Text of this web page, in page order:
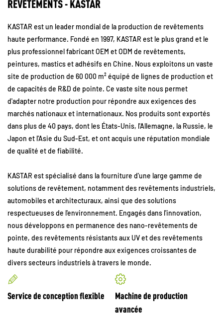
REVÊTEMENTS - KASTAR
KASTAR est un leader mondial de la production de revêtements
haute performance. Fondé en 1997, KASTAR est le plus grand et le
plus professionnel fabricant OEM et ODM de revêtements,
peintures, mastics et adhésifs en Chine. Nous exploitons un vaste
site de production de 60 000 m² équipé de lignes de production et
de capacités de R&D de pointe. Ce vaste site nous permet
d'adapter notre production pour répondre aux exigences des
marchés nationaux et internationaux. Nos produits sont exportés
dans plus de 40 pays, dont les États-Unis, l'Allemagne, la Russie, le
Japon et l'Asie du Sud-Est, et ont acquis une réputation mondiale
de qualité et de fiabilité.
KASTAR est spécialisé dans la fourniture d'une large gamme de
solutions de revêtement, notamment des revêtements industriels,
automobiles et architecturaux, ainsi que des solutions
respectueuses de l'environnement. Engagés dans l'innovation,
nous développons en permanence des nano-revêtements de
pointe, des revêtements résistants aux UV et des revêtements
haute durabilité pour répondre aux exigences croissantes de
divers secteurs industriels à travers le monde.
Service de conception flexible
Machine de production
avancée